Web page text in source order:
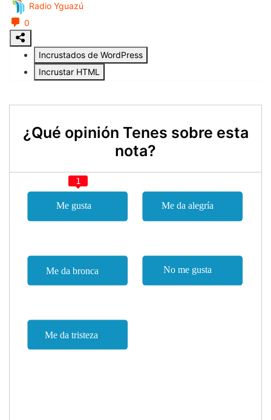
¿Qué opinión Tenes sobre esta
nota?
1